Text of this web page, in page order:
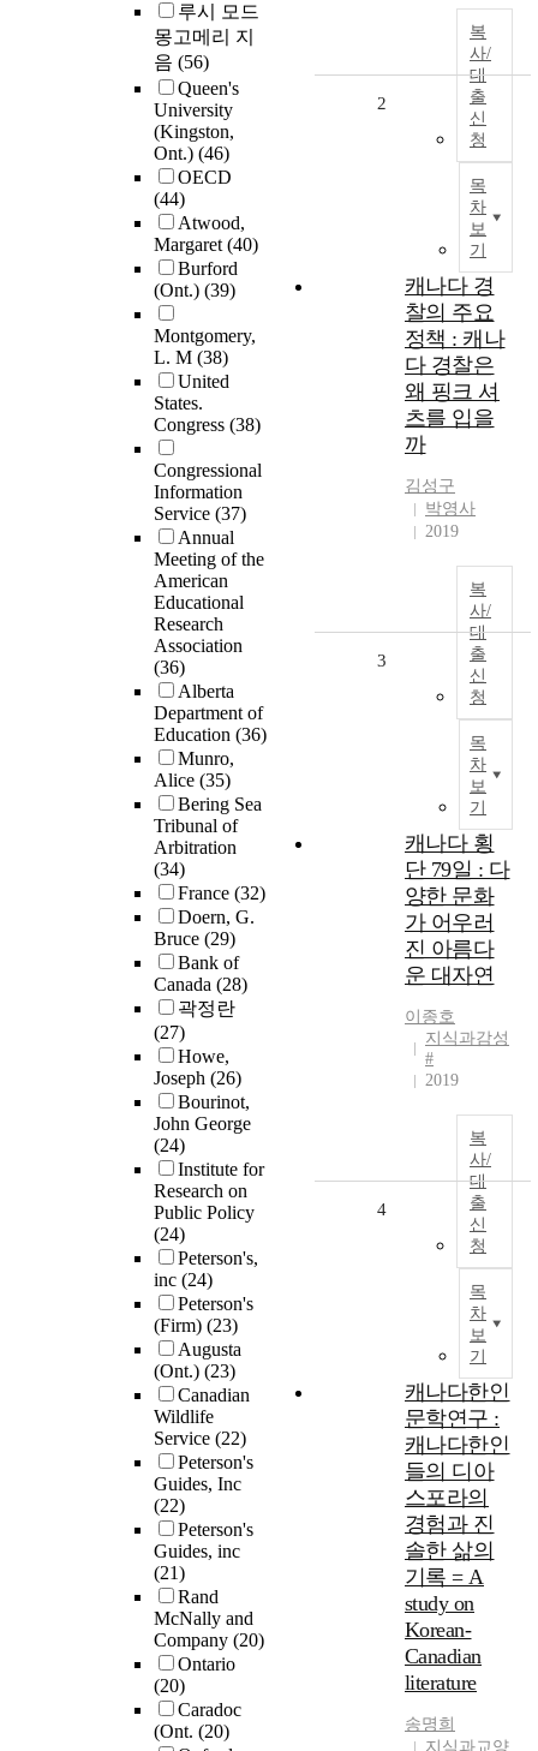
루시 모드
몽고메리 지
음 (56)
Queen's
University
(Kingston,
Ont.) (46)
OECD
(44)
Atwood,
Margaret(40)
Burford
(Ont.) (39)
Montgomery,
L. M (38)
United
States.
Congress (38)
Congressional
Information
Service (37)
Annual
Meeting of the
American
Educational
Research
Association
(36)
Alberta
Department of
Education (36)
Munro,
Alice (35)
Bering Sea
Tribunal of
Arbitration
(34)
France (32)
Doern, G.
Bruce (29)
Bank of
Canada (28)
곽정란
(27)
Howe,
Joseph (26)
Bourinot,
John George
(24)
Institute for
Research on
Public Policy
(24)
Peterson's,
inc (24)
Peterson's
(Firm) (23)
Augusta
(Ont.) (23)
Canadian
Wildlife
Service (22)
Peterson's
Guides, Inc
(22)
Peterson's
Guides, inc
(21)
Rand
McNally and
Company (20)
Ontario
(20)
Caradoc
(Ont. (20)
복
사/
대
출
신
청
목
차
보
기
2
캐나다 경
찰의 주요
정책 : 캐나
다 경찰은
왜 핑크 셔
츠를 입을
까
김성구
박영사
2019
복
사/
대
출
신
청
목
차
보
기
3
캐나다 횡
단 79일 : 다
양한 문화
가 어우러
진 아름다
운 대자연
이종호
지식과감성
#
2019
복
사/
대
출
신
청
목
차
보
기
4
캐나다한인
문학연구 :
캐나다한인
들의 디아
스포라의
경험과 진
솔한 삶의
기록 = A
study on
Korean-
Canadian
literature
송명희
지식과교양